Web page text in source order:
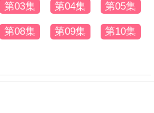
第03集 第04集 第05集
第08集 第09集 第10集